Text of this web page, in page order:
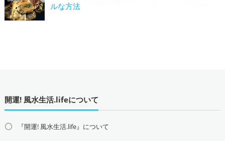
ルな方法
開運! 風水生活.lifeについて
『開運! 風水生活.life』について